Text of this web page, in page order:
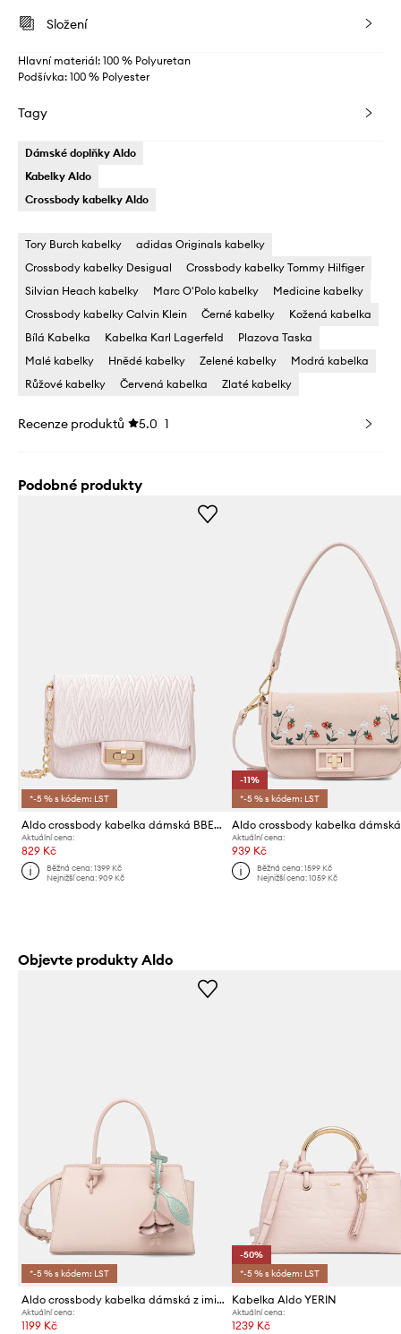
Složení
Hlavní materiál: 100 % Polyuretan
Podšívka: 100 % Polyester
Tagy
Dámské doplňky Aldo
Kabelky Aldo
Crossbody kabelky Aldo
Tory Burch kabelky
adidas Originals kabelky
Crossbody kabelky Desigual
Crossbody kabelky Tommy Hilfiger
Silvian Heach kabelky
Marc O'Polo kabelky
Medicine kabelky
Crossbody kabelky Calvin Klein
Černé kabelky
Kožená kabelka
Bílá Kabelka
Kabelka Karl Lagerfeld
Plazova Taska
Malé kabelky
Hnědé kabelky Zelené kabelky
Modrá kabelka
Růžové kabelky
Červená kabelka Zlaté kabelky
Recenze produktů 5.0 1
Podobné produkty
*-5 % s kódem: LST
Aldo crossbody kabelka dámská BBELLAMINI
Aktuální cena:
829 Kč
Běžná cena:1399 Kč
Nejnižší cena:909 Kč
-11%
*-5 % s kódem: LST
Aktuální cena:
939 Kč
Běžná cena: 1599 Kč
Nejnižší cena: 1059 Kč
Objevte produkty Aldo
*-5 % s kódem: LST
Aldo crossbody kabelka dámská z imitace kůže ROSELUNE
Aktuální cena:
1199 Kč
-50%
*-5 % s kódem: LST
Kabelka Aldo YERIN
Aktuální cena:
1239 Kč